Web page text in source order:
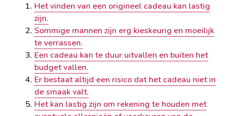
Het vinden van een origineel cadeau kan lastig
zijn.
Sommige mannen zijn erg kieskeurig en moeilijk
te verrassen.
Een cadeau kan te duur uitvallen en buiten het
budget vallen.
Er bestaat altijd een risico dat het cadeau niet in
de smaak valt.
Het kan lastig zijn om rekening te houden met